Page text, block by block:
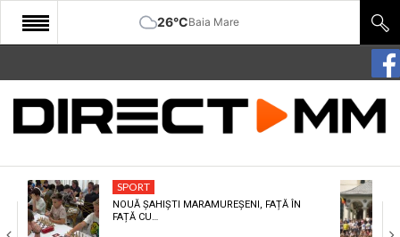
26°CBaia Mare
START
COMUNITATE
CULTURA
ECONOMIE
SPORT
NOUĂ ȘAHIȘTI MARAMUREȘENI, FAȚĂ ÎN
FAȚĂ CU…